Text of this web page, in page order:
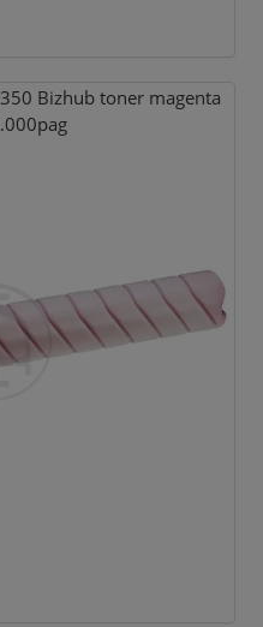
Bizhub toner magenta